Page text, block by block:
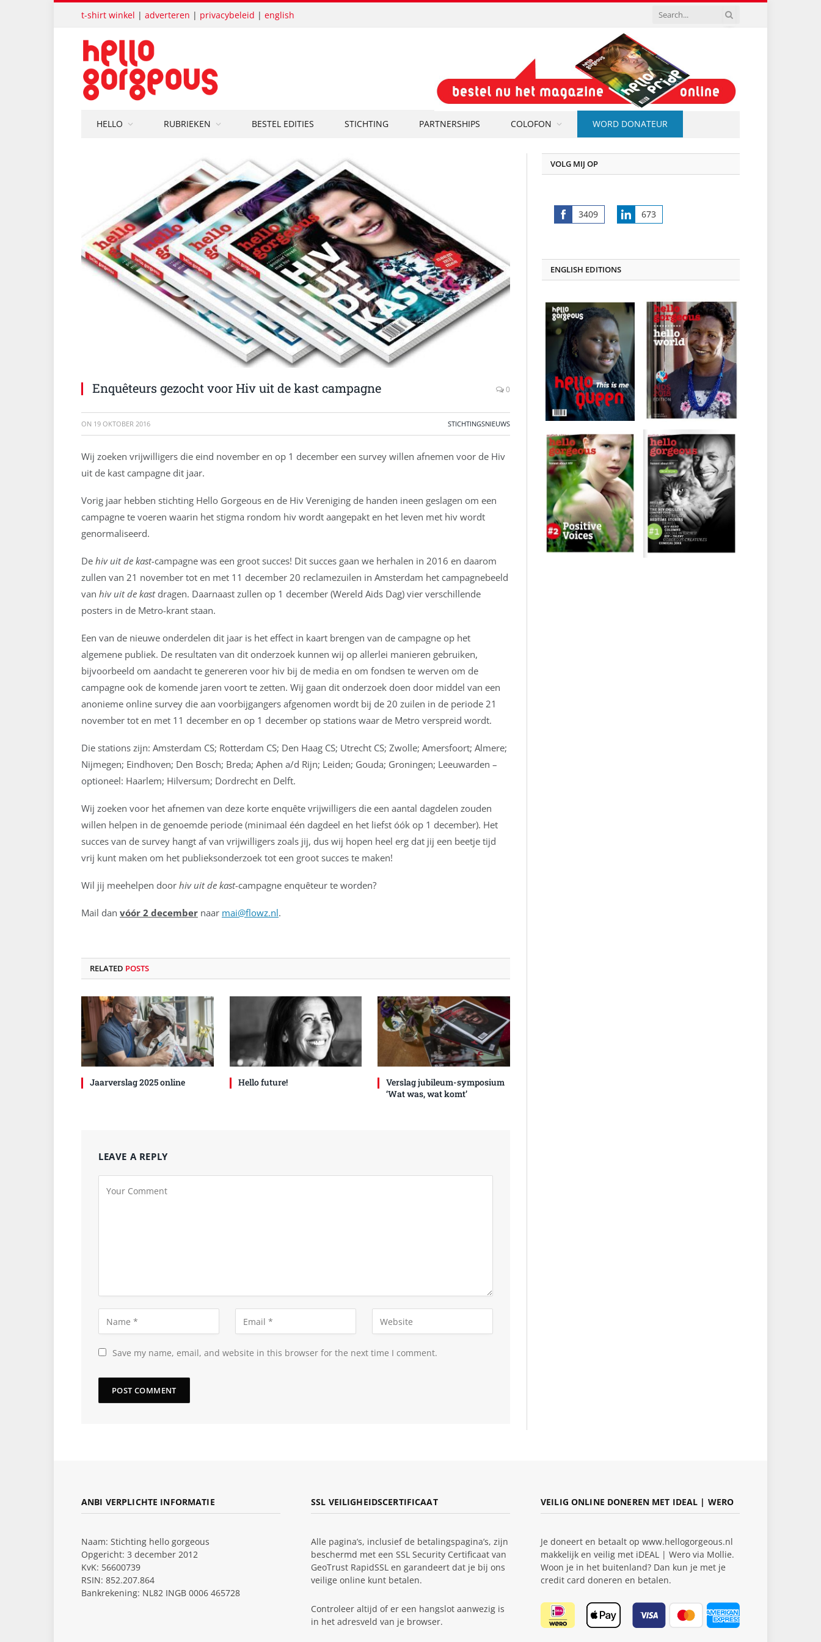
t-shirt winkel | adverteren | privacybeleid | english
HELLO RUBRIEKEN BESTEL EDITIES STICHTING PARTNERSHIPS COLOFON WORD DONATEUR
Enquêteurs gezocht voor Hiv uit de kast campagne 0
ON 19 OKTOBER 2016 STICHTINGSNIEUWS
Wij zoeken vrijwilligers die eind november en op 1 december een survey willen afnemen voor de Hiv
uit de kast campagne dit jaar.
Vorig jaar hebben stichting Hello Gorgeous en de Hiv Vereniging de handen ineen geslagen om een
campagne te voeren waarin het stigma rondom hiv wordt aangepakt en het leven met hiv wordt
genormaliseerd.
De hiv uit de kast-campagne was een groot succes! Dit succes gaan we herhalen in 2016 en daarom
zullen van 21 november tot en met 11 december 20 reclamezuilen in Amsterdam het campagnebeeld
van hiv uit de kastdragen. Daarnaast zullen op 1 december (Wereld Aids Dag) vier verschillende
posters in de Metro-krant staan.
Een van de nieuwe onderdelen dit jaar is het effect in kaart brengen van de campagne op het
algemene publiek. De resultaten van dit onderzoek kunnen wij op allerlei manieren gebruiken,
bijvoorbeeld om aandacht te genereren voor hiv bij de media en om fondsen te werven om de
campagne ook de komende jaren voort te zetten. Wij gaan dit onderzoek doen door middel van een
anonieme online survey die aan voorbijgangers afgenomen wordt bij de 20 zuilen in de periode 21
november tot en met 11 december en op 1 december op stations waar de Metro verspreid wordt.
Die stations zijn: Amsterdam CS; Rotterdam CS; Den Haag CS; Utrecht CS; Zwolle; Amersfoort; Almere;
Nijmegen; Eindhoven; Den Bosch; Breda; Aphen a/d Rijn; Leiden; Gouda; Groningen; Leeuwarden –
optioneel: Haarlem; Hilversum; Dordrecht en Delft.
Wij zoeken voor het afnemen van deze korte enquête vrijwilligers die een aantal dagdelen zouden
willen helpen in de genoemde periode (minimaal één dagdeel en het liefst óók op 1 december). Het
succes van de survey hangt af van vrijwilligers zoals jij, dus wij hopen heel erg dat jij een beetje tijd
vrij kunt maken om het publieksonderzoek tot een groot succes te maken!
Wil jij meehelpen door hiv uit de kast-campagne enquêteur te worden?
Mail dan vóór 2 december naar mai@flowz.nl.
RELATED POSTS
Jaarverslag 2025 online Hello future!
Verslag jubileum-symposium
‘Wat was, wat komt’
LEAVE A REPLY
Save my name, email, and website in this browser for the next time I comment.
VOLG MIJ OP
3409
Share
673
Share
ENGLISH EDITIONS
ANBI VERPLICHTE INFORMATIE
Naam: Stichting hello gorgeous
Opgericht: 3 december 2012
KvK: 56600739
RSIN: 852.207.864
Bankrekening: NL82 INGB 0006 465728
SSL VEILIGHEIDSCERTIFICAAT
Alle pagina’s, inclusief de betalingspagina’s, zijn
beschermd met een SSL Security Certificaat van
GeoTrust RapidSSL en garandeert dat je bij ons
veilige online kunt betalen.
Controleer altijd of er een hangslot aanwezig is
in het adresveld van je browser.
VEILIG ONLINE DONEREN MET IDEAL | WERO
Je doneert en betaalt op www.hellogorgeous.nl
makkelijk en veilig met iDEAL | Wero via Mollie.
Woon je in het buitenland? Dan kun je met je
credit card doneren en betalen.